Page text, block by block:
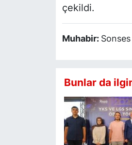
çekildi.
Muhabir:
Bunlar da